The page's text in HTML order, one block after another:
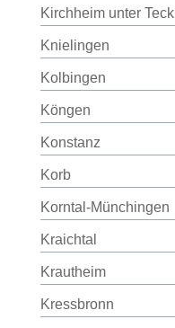
Kirchheim unter Teck
Knielingen
Kolbingen
Köngen
Konstanz
Korb
Korntal-Münchingen
Kraichtal
Krautheim
Kressbronn